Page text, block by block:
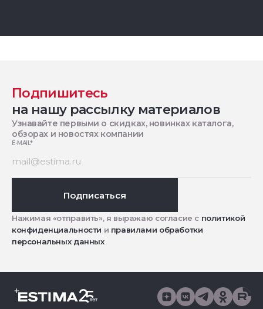
Подпишитесь
на нашу рассылку материалов
Узнавайте первыми о скидках, новинках каталога,
обзорах и новостях компании
E-MAIL*
Подписаться
Нажимая «отправить», я выражаю согласие с политикой
конфиденциальности и правилами обработки
персональных данных